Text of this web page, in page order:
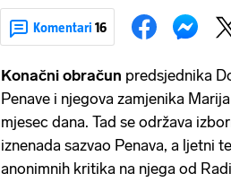
Komentari 16
Konačni obračun predsjednika
Penave i njegova zamjenika
mjesec dana. Tad se održava
iznenada sazvao Penava, a ljetni
anonimnih kritika na njega od